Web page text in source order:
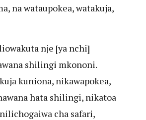
na wataupokea, watakuja,
nje [ya nchi]
shilingi mkononi.
kuniona, nikawapokea,
hata shilingi, nikatoa
cha safari,